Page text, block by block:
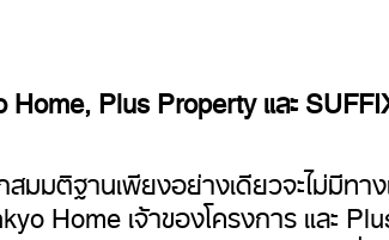
Plus Property และ
มติฐานเพียงอย่างเดียวจะไม่มีทา
Home เจ้าของโครงการ และ